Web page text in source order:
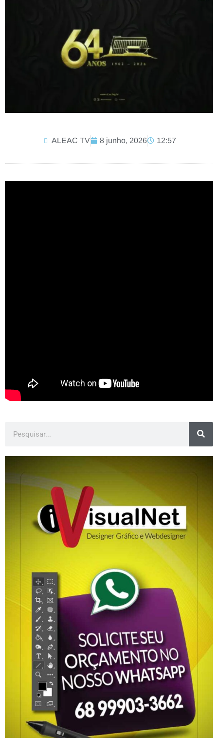
ALEAC TV 8 junho, 2026 12:57